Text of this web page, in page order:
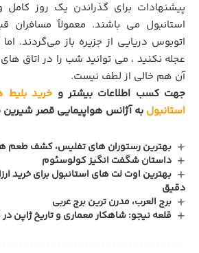
پیشنهادات برای گذراندن یک روز کامل
استانبول می باشند. معمولاً مسافران
اتوبوس دریایی از جزیره باز می‌گردند.
عجله نکنيد ، مي توانيد شب را در اتاق
آن هم خالی از لطف نیست.
جهت کسب اطلاعات بيشتر و خريد بليط
استانبول به آژانس هواپيمايي قصر شيرين
بهترین رستوران های تفلیس، کشف طعم‌
داستان شگفت انگیز کولوسئوم
بهترین اوت لت های استانبول برای خرید
دقیق
برج العرب، مدرن ترین برج عربی
قلعه نیجو: شاهکار معماری و تاریخ ژاپن